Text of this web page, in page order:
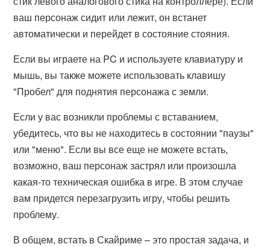
ваш персонаж сидит или лежит, он встанет
автоматически и перейдет в состояние стояния.
Если вы играете на PC и используете клавиатуру и
мышь, вы также можете использовать клавишу
"Пробел" для поднятия персонажа с земли.
Если у вас возникли проблемы с вставанием,
убедитесь, что вы не находитесь в состоянии "паузы"
или "меню". Если вы все еще не можете встать,
возможно, ваш персонаж застрял или произошла
какая-то техническая ошибка в игре. В этом случае
вам придется перезагрузить игру, чтобы решить
проблему.
В общем, встать в Скайриме – это простая задача, и